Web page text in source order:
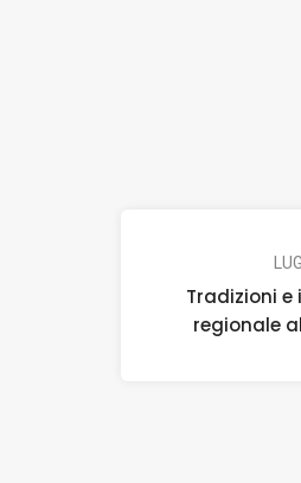
Tradizioni
regionale